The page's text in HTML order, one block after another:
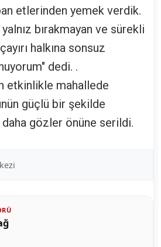
etlerinden yemek verdik.
bırakmayan ve sürekli
halkına sonsuz
dedi. .
etkinlikle mahallede
güçlü bir şekilde
daha gözler önüne serildi.